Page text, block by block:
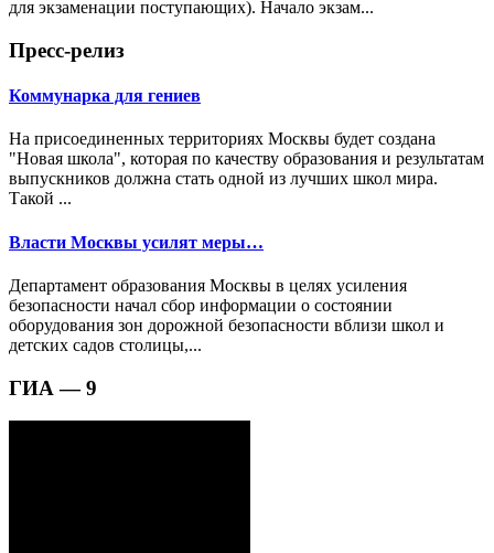
для экзаменации поступающих). Начало экзам...
Пресс-релиз
Коммунарка для гениев
На присоединенных территориях Москвы будет создана
"Новая школа", которая по качеству образования и результатам
выпускников должна стать одной из лучших школ мира.
Такой ...
Власти Москвы усилят меры…
Департамент образования Москвы в целях усиления
безопасности начал сбор информации о состоянии
оборудования зон дорожной безопасности вблизи школ и
детских садов столицы,...
ГИА — 9